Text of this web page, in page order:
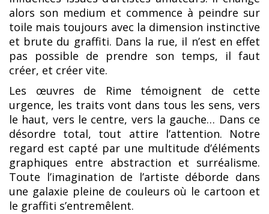
alors son medium et commence à peindre sur
toile mais toujours avec la dimension instinctive
et brute du graffiti. Dans la rue, il n’est en effet
pas possible de prendre son temps, il faut
créer, et créer vite.
Les œuvres de Rime témoignent de cette
urgence, les traits vont dans tous les sens, vers
le haut, vers le centre, vers la gauche… Dans ce
désordre total, tout attire l’attention. Notre
regard est capté par une multitude d’éléments
graphiques entre abstraction et surréalisme.
Toute l’imagination de l’artiste déborde dans
une galaxie pleine de couleurs où le cartoon et
le graffiti s’entremêlent.